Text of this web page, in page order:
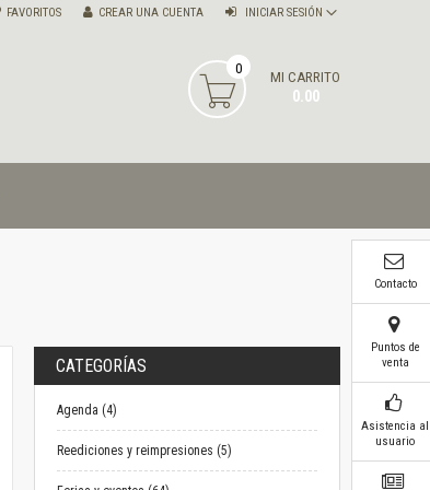
FAVORITOS INICIAR SESIÓN
CREAR UNA CUENTA
MI CARRITO
0.00
0
CATEGORÍAS
Agenda (4)
Reediciones y reimpresiones (5)
Contacto
Puntos de
venta
Asistencia al
usuario